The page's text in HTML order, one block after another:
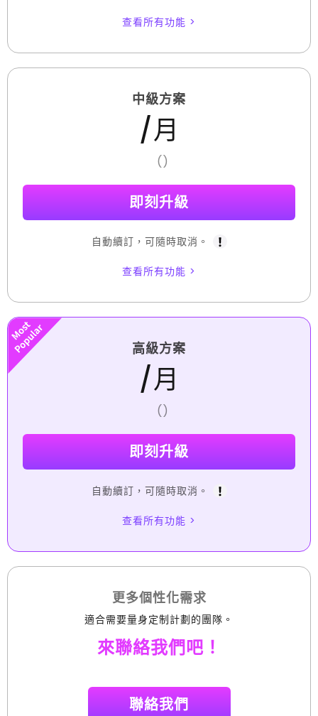
中級方案
/月
()
即刻升級
自動續訂，可隨時取消。
高級方案
/月
()
即刻升級
自動續訂，可隨時取消。
更多個性化需求
適合需要量身定制計劃的團隊。
來聯絡我們吧！
聯絡我們